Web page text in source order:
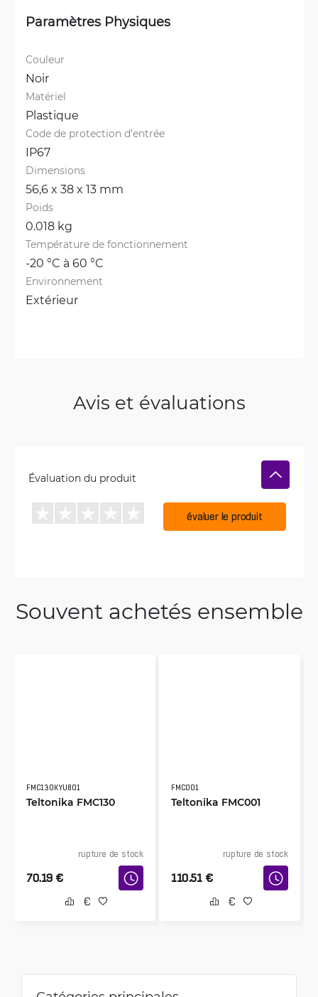
Paramètres Physiques
Couleur
Noir
Matériel
Plastique
Code de protection d'entrée
IP67
Dimensions
56,6 x 38 x 13 mm
Poids
0.018 kg
Température de fonctionnement
-20 °C à 60 °C
Environnement
Extérieur
Avis et évaluations
Évaluation du produit
évaluer le produit
Souvent achetés ensemble
FMC130KYU801
Teltonika FMC130
rupture de stock
70.19 €
FMC001
Teltonika FMC001
rupture de stock
110.51 €